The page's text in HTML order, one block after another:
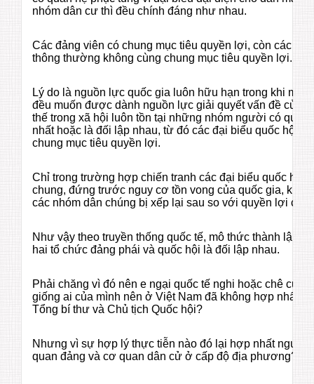
nhóm dân cư thì đều chính đáng như nhau.
Các đảng viên có chung mục tiêu quyền lợi, còn các đại
thông thường không cùng chung mục tiêu quyền lợi.
Lý do là nguồn lực quốc gia luôn hữu hạn trong khi mỗi
đều muốn được dành nguồn lực giải quyết vấn đề của
thế trong xã hội luôn tồn tại những nhóm người có
nhất hoặc là đối lập nhau, từ đó các đại biểu quốc hội
chung mục tiêu quyền lợi.
Chỉ trong trường hợp chiến tranh các đại biểu quốc hội
chung, đứng trước nguy cơ tồn vong của quốc gia, khi
các nhóm dân chúng bị xếp lại sau so với quyền lợi
Như vậy theo truyền thống quốc tế, mô thức thành lập
hai tổ chức đảng phái và quốc hội là đối lập nhau.
Phải chăng vì đó nên e ngại quốc tế nghi hoặc chê cười
giống ai của mình nên ở Việt Nam đã không hợp nhất
Tổng bí thư và Chủ tịch Quốc hội?
Nhưng vì sự hợp lý thực tiễn nào đó lại hợp nhất người
quan đảng và cơ quan dân cử ở cấp độ địa phương?